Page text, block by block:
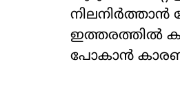
ഇത്തരത്തില്‍
പോകാന്‍